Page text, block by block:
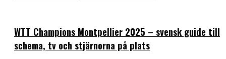
WTT Champions Montpellier 2025 – svensk guide till
schema, tv och stjärnorna på plats